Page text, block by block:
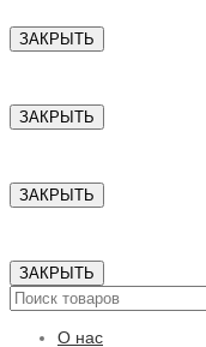
ЗАКРЫТЬ
ЗАКРЫТЬ
ЗАКРЫТЬ
ЗАКРЫТЬ
О нас